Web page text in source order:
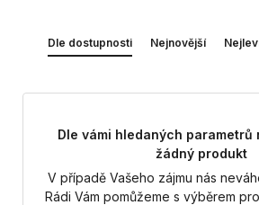
Dle dostupnosti Nejnovější
Dle vámi hledaných parametrů
žádný produkt
V případě Vašeho zájmu nás
Rádi Vám pomůžeme s výběrem